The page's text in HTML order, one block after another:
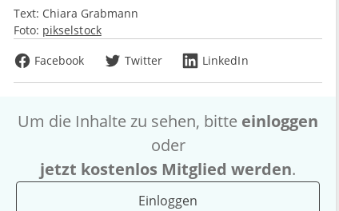
Text: Chiara Grabmann
Foto: pikselstock
Facebook
Twitter LinkedIn
Um die Inhalte zu sehen, bitte einloggen
oder
jetzt kostenlos Mitglied werden.
Einloggen